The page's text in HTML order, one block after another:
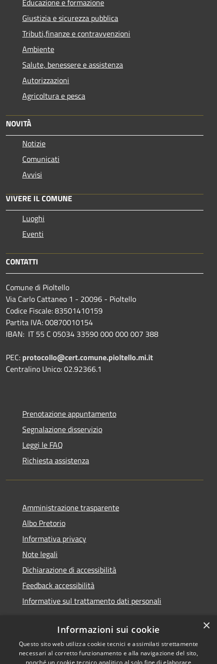
Giustizia e sicurezza pubblica
Tributi,finanze e contravvenzioni
Ambiente
Salute, benessere e assistenza
Autorizzazioni
Agricoltura e pesca
NOVITÀ
Notizie
Comunicati
Avvisi
VIVERE IL COMUNE
Luoghi
Eventi
CONTATTI
Comune di Pioltello
Via Carlo Cattaneo 1 - 20096 - Pioltello
Codice Fiscale: 83501410159
Partita IVA: 00870010154
IBAN: IT 55 C 05034 33590 000 000 007 388
PEC: protocollo@cert.comune.pioltello.mi.it
Centralino Unico: 02.92366.1
Prenotazione appuntamento
Segnalazione disservizio
Leggi le FAQ
Richiesta assistenza
Amministrazione trasparente
Albo Pretorio
Informativa privacy
Note legali
Dichiarazione di accessibilità
Feedback accessibilità
Informative sul trattamento dati personali
RSS
Accessibilità
Copyright © 2026 • Comune di
Pioltello • Powered by
×
Informazioni sui cookie
Questo sito web utilizza cookie tecnici e assimilati strettamente
necessari al corretto funzionamento e alla navigazione del sito,
nonché un cookie tecnico analitico al solo fine di elaborare